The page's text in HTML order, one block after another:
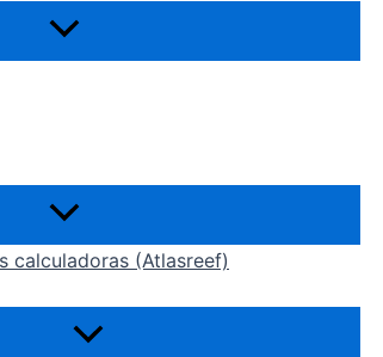
calculadoras (Atlasreef)